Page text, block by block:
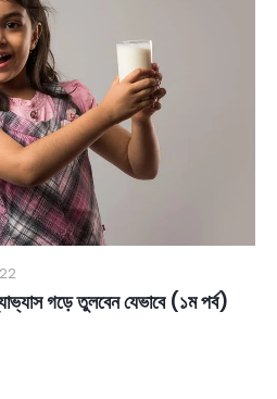
গড়ে তুলবেন যেভাবে (১ম পর্ব)